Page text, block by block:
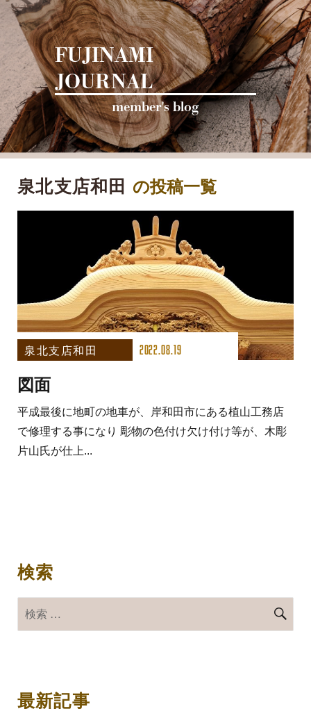
FUJINAMI
JOURNAL
泉北支店和田 の投稿一覧
泉北支店和田 2022.08.19
図面
平成最後に地町の地車が、岸和田市にある植山工務店
で修理する事になり 彫物の色付け欠け付け等が、木彫
片山氏が仕上...
検索
最新記事